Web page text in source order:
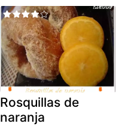
Rosquillas de
naranja